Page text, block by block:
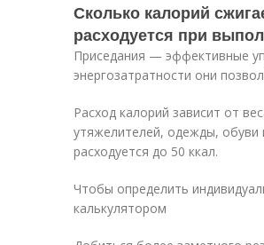
Сколько калорий
расходуется при
Приседания — эффективные
энергозатратности они
Расход калорий зависит от
утяжелителей, одежды, обуви
расходуется до 50 ккал.
Чтобы определить
калькулятором